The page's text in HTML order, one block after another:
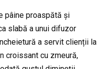
pâine proaspătă și
slabă a unui difuzor
a servit clienții la
croissant cu zmeură,